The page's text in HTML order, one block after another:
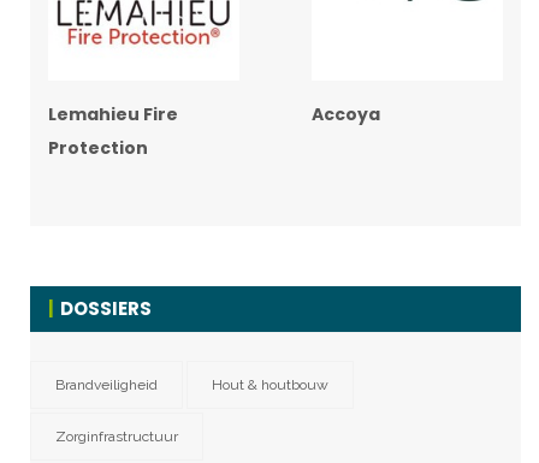
Lemahieu Fire
Protection
Accoya
DOSSIERS
Brandveiligheid Hout & houtbouw
Zorginfrastructuur